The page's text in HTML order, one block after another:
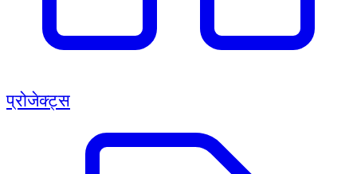
प्रोजेक्ट्स